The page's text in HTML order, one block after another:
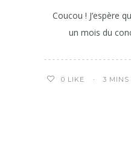
Coucou ! J‘espère
un mois du
0 LIKE 3 MINS